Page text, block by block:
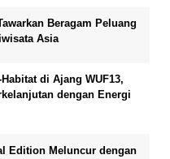
Beragam Peluang
Asia
di Ajang WUF13,
dengan Energi
Edition Meluncur dengan